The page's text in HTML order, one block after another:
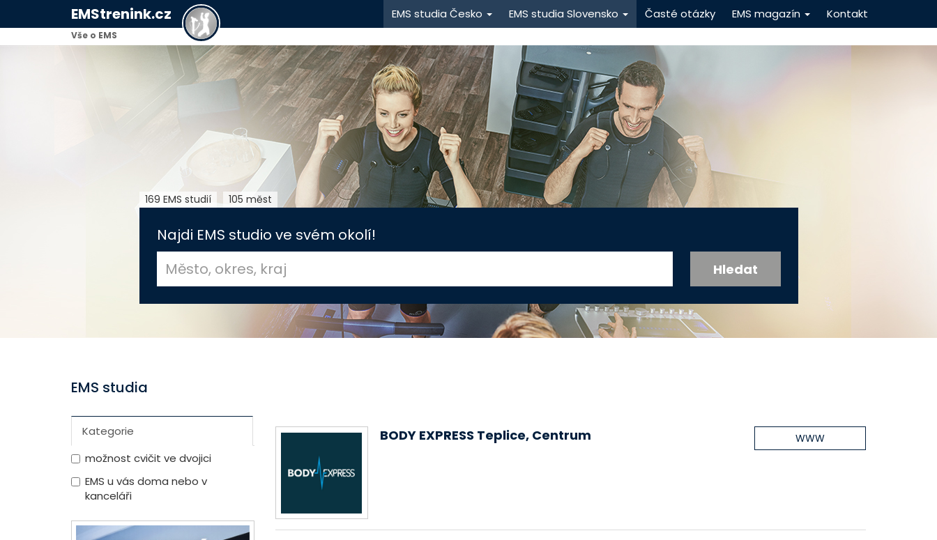
EMStrenink.cz
Vše o EMS
EMS studia Česko EMS studia Slovensko Časté otázky EMS magazín Kontakt
169 EMS studií 105 měst
Najdi EMS studio ve svém okolí!
EMS studia
Kategorie
možnost cvičit ve dvojici
EMS u vás doma nebo v
kanceláři
BODY EXPRESS Teplice, Centrum WWW